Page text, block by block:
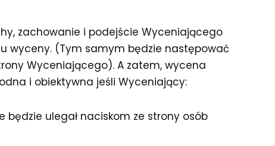
zachowanie i podejście Wyceniającego
wyceny. (Tym samym będzie następować
Wyceniającego). A zatem, wycena
i obiektywna jeśli Wyceniający:
będzie ulegał naciskom ze strony osób